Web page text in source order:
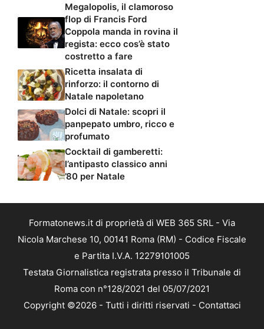
Megalopolis, il clamoroso
flop di Francis Ford
Coppola manda in rovina il
regista: ecco cos’è stato
costretto a fare
Ricetta insalata di
rinforzo: il contorno di
Natale napoletano
Dolci di Natale: scopri il
panpepato umbro, ricco e
profumato
Cocktail di gamberetti:
l’antipasto classico anni
’80 per Natale
Formatonews.it di proprietà di WEB 365 SRL - Via
Nicola Marchese 10, 00141 Roma (RM) - Codice Fiscale
e Partita I.V.A. 12279101005
Testata Giornalistica registrata presso il Tribunale di
Roma con n°128/2021 del 05/07/2021
Copyright ©2026 - Tutti i diritti riservati - Contattaci